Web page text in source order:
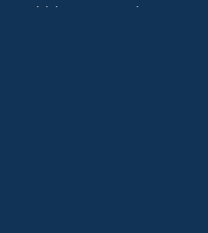
Süti beállítások Szabályzatok